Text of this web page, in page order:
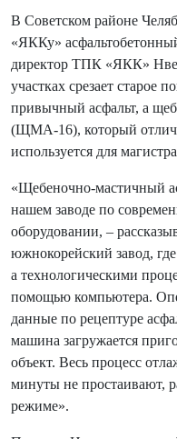
В Советском районе
«ЯККу»
директор ТПК «ЯКК»
участках срезает старое
привычный асфальт, а
(ЩМА-16), который
используется для
«Щебеночно-мастичный
нашем заводе по
оборудовании, –
южнокорейский завод,
а технологическими
помощью компьютера.
данные по рецептуре
машина загружается
объект. Весь процесс
минуты не простаивают,
режиме».